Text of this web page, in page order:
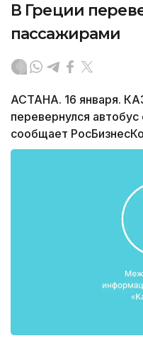
В Греции
пассажирами
АСТАНА. 16 января.
перевернулся
сообщает